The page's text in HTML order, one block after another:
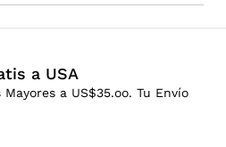
a USA
Mayores a US$35.oo. Tu Envío